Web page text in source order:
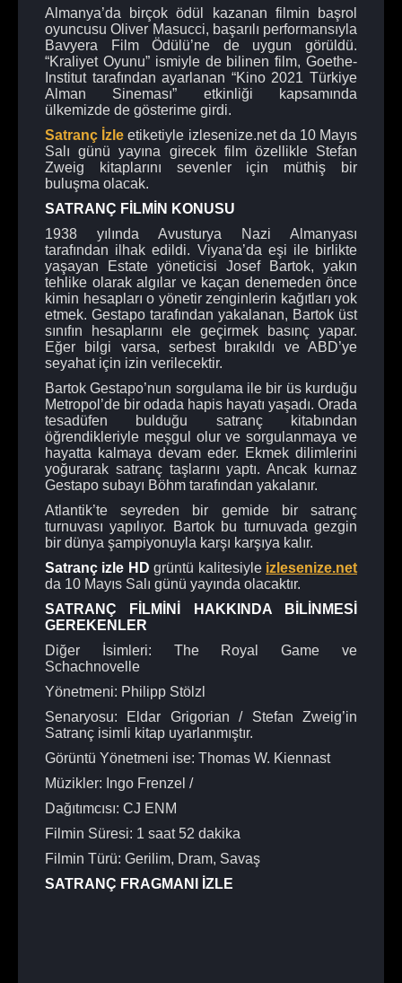
Almanya’da birçok ödül kazanan filmin başrol
oyuncusu Oliver Masucci, başarılı performansıyla
Bavyera Film Ödülü’ne de uygun görüldü.
“Kraliyet Oyunu” ismiyle de bilinen film, Goethe-
Institut tarafından ayarlanan “Kino 2021 Türkiye
Alman Sineması” etkinliği kapsamında
ülkemizde de gösterime girdi.
Satranç İzle etiketiyle izlesenize.net da 10 Mayıs
Salı günü yayına girecek film özellikle Stefan
Zweig kitaplarını sevenler için müthiş bir
buluşma olacak.
SATRANÇ FİLMİN KONUSU
1938 yılında Avusturya Nazi Almanyası
tarafından ilhak edildi. Viyana’da eşi ile birlikte
yaşayan Estate yöneticisi Josef Bartok, yakın
tehlike olarak algılar ve kaçan denemeden önce
kimin hesapları o yönetir zenginlerin kağıtları yok
etmek. Gestapo tarafından yakalanan, Bartok üst
sınıfın hesaplarını ele geçirmek basınç yapar.
Eğer bilgi varsa, serbest bırakıldı ve ABD’ye
seyahat için izin verilecektir.
Bartok Gestapo’nun sorgulama ile bir üs kurduğu
Metropol’de bir odada hapis hayatı yaşadı. Orada
tesadüfen bulduğu satranç kitabından
öğrendikleriyle meşgul olur ve sorgulanmaya ve
hayatta kalmaya devam eder. Ekmek dilimlerini
yoğurarak satranç taşlarını yaptı. Ancak kurnaz
Gestapo subayı Böhm tarafından yakalanır.
Atlantik’te seyreden bir gemide bir satranç
turnuvası yapılıyor. Bartok bu turnuvada gezgin
bir dünya şampiyonuyla karşı karşıya kalır.
Satranç izle HD grüntü kalitesiyle izlesenize.net
da 10 Mayıs Salı günü yayında olacaktır.
SATRANÇ FİLMİNİ HAKKINDA BİLİNMESİ
GEREKENLER
Diğer İsimleri: The Royal Game ve
Schachnovelle
Yönetmeni: Philipp Stölzl
Senaryosu: Eldar Grigorian / Stefan Zweig’in
Satranç isimli kitap uyarlanmıştır.
Görüntü Yönetmeni ise: Thomas W. Kiennast
Müzikler: Ingo Frenzel /
Dağıtımcısı: CJ ENM
Filmin Süresi: 1 saat 52 dakika
Filmin Türü: Gerilim, Dram, Savaş
SATRANÇ FRAGMANI İZLE